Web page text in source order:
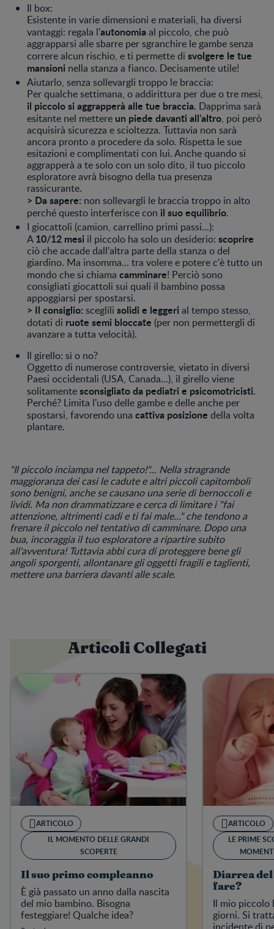
Il box:
Esistente in varie dimensioni e materiali, ha diversi
vantaggi: regala l'autonomiaal piccolo, che può
aggrapparsi alle sbarre per sgranchire le gambe senza
correre alcun rischio, e ti permette di svolgere le tue
mansioni nella stanza a fianco. Decisamente utile!
Aiutarlo, senza sollevargli troppo le braccia:
Per qualche settimana, o addirittura per due o tre mesi,
il piccolo si aggrapperà alle tue braccia. Dapprima sarà
esitante nel mettere un piede davanti all'altro, poi però
acquisirà sicurezza e scioltezza. Tuttavia non sarà
ancora pronto a procedere da solo. Rispetta le sue
esitazioni e complimentati con lui. Anche quando si
aggrapperà a te solo con un solo dito, il tuo piccolo
esploratore avrà bisogno della tua presenza
rassicurante.
> Da sapere: non sollevargli le braccia troppo in alto
perché questo interferisce con il suo equilibrio.
I giocattoli (camion, carrellino primi passi...):
A10/12 mesi il piccolo ha solo un desiderio: scoprire
ciò che accade dall'altra parte della stanza o del
giardino. Ma insomma... tra volere e potere c'è tutto un
mondo che si chiama camminare! Perciò sono
consigliati giocattoli sui quali il bambino possa
appoggiarsi per spostarsi.
> Il consiglio: sceglili solidi e leggerial tempo stesso,
dotati di ruote semi bloccate (per non permettergli di
avanzare a tutta velocità).
Il girello: sì o no?
Oggetto di numerose controversie, vietato in diversi
Paesi occidentali (USA, Canada...), il girello viene
solitamentesconsigliato da pediatri e psicomotricisti.
Perché? Limita l'uso delle gambe e delle anche per
spostarsi, favorendo una cattiva posizione della volta
plantare.
"Il piccolo inciampa nel tappeto!"... Nella stragrande
maggioranza dei casi le cadute e altri piccoli capitomboli
sono benigni, anche se causano una serie di bernoccoli e
lividi. Ma non drammatizzare e cerca di limitare i "fai
attenzione, altrimenti cadi e ti fai male..." che tendono a
frenare il piccolo nel tentativo di camminare. Dopo una
bua, incoraggia il tuo esploratore a ripartire subito
all'avventura! Tuttavia abbi cura di proteggere bene gli
angoli sporgenti, allontanare gli oggetti fragili e taglienti,
mettere una barriera davanti alle scale.
Articoli Collegati
ARTICOLO
IL MOMENTO DELLE GRANDI
SCOPERTE
Il suo primo compleanno
È già passato un anno dalla nascita
del mio bambino. Bisogna
festeggiare! Qualche idea?
ARTICOLO
LE PRIME
Diarrea
fare?
Il mio piccolo
giorni. Si